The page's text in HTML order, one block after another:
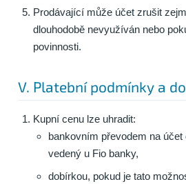
Prodávající může účet zrušit
dlouhodobě nevyužíván nebo
povinnosti.
V. Platební podmínky a
Kupní cenu lze uhradit:
bankovním převodem na účet
vedený u Fio banky,
dobírkou, pokud je tato